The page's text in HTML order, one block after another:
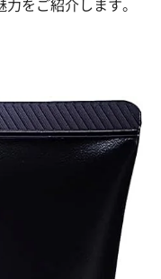
をご紹介します。